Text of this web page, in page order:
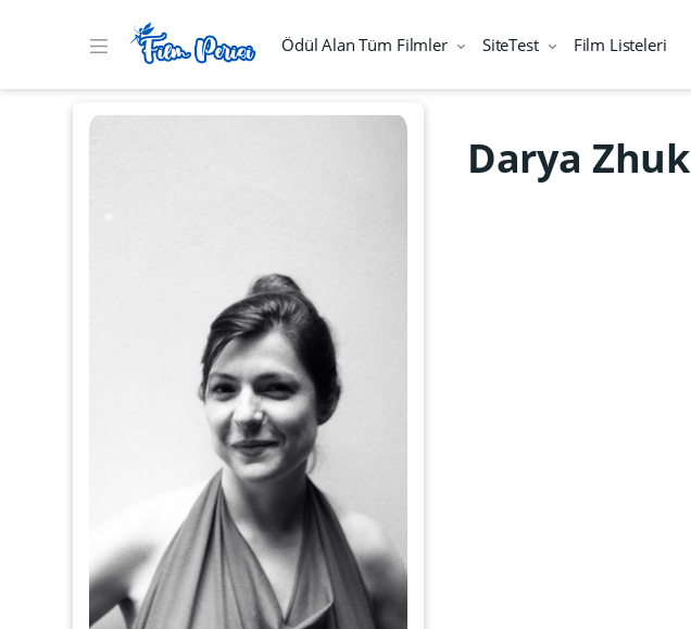
Ödül Alan Tüm Filmler SiteTest Film Listeleri
Darya Zhuk